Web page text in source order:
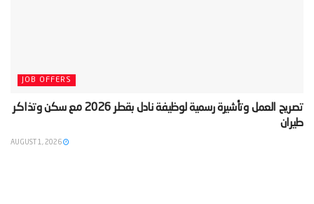
JOB OFFERS
‫تصريح العمل وتأشيرة رسمية لوظيفة نادل بقطر 2026 مع سكن وتذاكر
طيران‬